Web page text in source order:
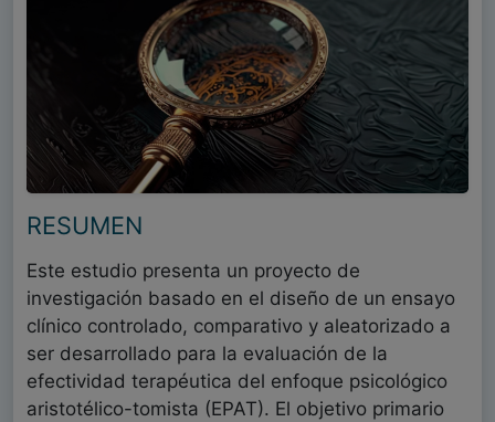
RESUMEN
Este estudio presenta un proyecto de
investigación basado en el diseño de un ensayo
clínico controlado, comparativo y aleatorizado a
ser desarrollado para la evaluación de la
efectividad terapéutica del enfoque psicológico
aristotélico-tomista (EPAT). El objetivo primario